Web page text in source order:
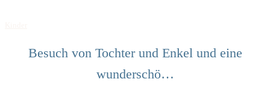
Besuch von Tochter und Enkel und eine
wunderschö…